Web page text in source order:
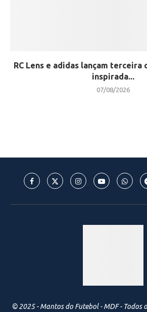
RC Lens e adidas lançam terceira
inspirada...
07/08/2026
© 2025 - Mantos do Futebol - MDF - Todos